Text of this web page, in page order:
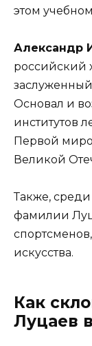
этом
Александр
российский
Основал и
институтов
Первой
Великой
Также,
фамилии
искусства.
Как
Луцаев